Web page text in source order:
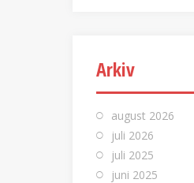
Arkiv
august 2026
juli 2026
juli 2025
juni 2025